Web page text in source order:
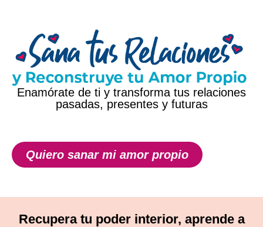
Enamórate de ti y transforma tus relaciones
pasadas, presentes y futuras
Quiero sanar mi amor propio
Recupera tu poder interior, aprende a